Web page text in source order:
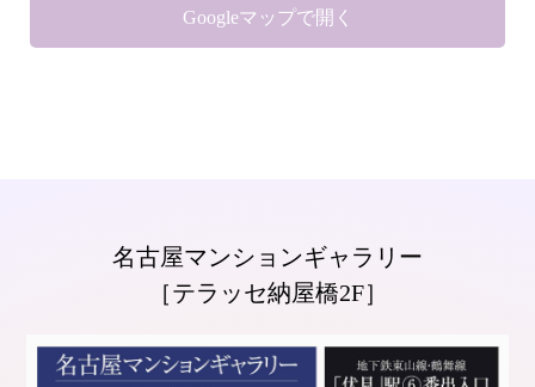
Googleマップで開く
名古屋マンションギャラリー
［テラッセ納屋橋2F］